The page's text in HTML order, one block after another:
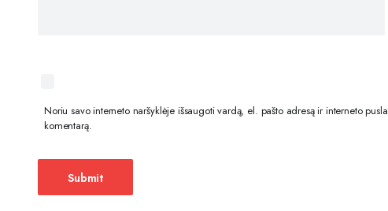
Noriu savo interneto naršyklėje išsaugoti vardą, el. pašto adresą ir interneto
komentarą.